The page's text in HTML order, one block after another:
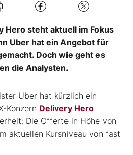
Hero steht aktuell im Fokus
Uber hat ein Angebot für
Doch wie geht es
die Analysten.
Uber hat kürzlich ein
Konzern Delivery Hero
Die Offerte in Höhe von
aktuellen Kursniveau von fast